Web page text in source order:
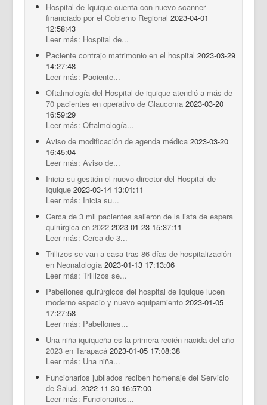
Hospital de Iquique cuenta con nuevo scanner
financiado por el Gobierno Regional 2023-04-01
12:58:43
Leer más: Hospital de...
Paciente contrajo matrimonio en el hospital 2023-03-29
14:27:48
Leer más: Paciente...
Oftalmología del Hospital de iquique atendió a más de
70 pacientes en operativo de Glaucoma 2023-03-20
16:59:29
Leer más: Oftalmología...
Aviso de modificación de agenda médica 2023-03-20
16:45:04
Leer más: Aviso de...
Inicia su gestión el nuevo director del Hospital de
Iquique 2023-03-14 13:01:11
Leer más: Inicia su...
Cerca de 3 mil pacientes salieron de la lista de espera
quirúrgica en 2022 2023-01-23 15:37:11
Leer más: Cerca de 3...
Trillizos se van a casa tras 86 días de hospitalización
en Neonatología 2023-01-13 17:13:06
Leer más: Trillizos se...
Pabellones quirúrgicos del hospital de Iquique lucen
moderno espacio y nuevo equipamiento 2023-01-05
17:27:58
Leer más: Pabellones...
Una niña iquiqueña es la primera recién nacida del año
2023 en Tarapacá 2023-01-05 17:08:38
Leer más: Una niña...
Funcionarios jubilados reciben homenaje del Servicio
de Salud. 2022-11-30 16:57:00
Leer más: Funcionarios...